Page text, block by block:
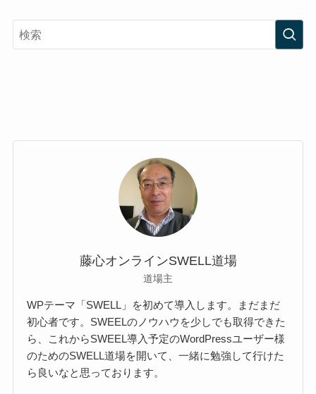
藤心オンラインSWELL道場
道場主
WPテーマ「SWELL」を初めて導入します。まだまだ
初心者です。SWEELのノウハウを少しでも取得できた
ら、これからSWEEL導入予定のWordPressユーザー様
のためのSWELL道場を開いて、一緒に勉強して行けた
ら良いなと思っております。